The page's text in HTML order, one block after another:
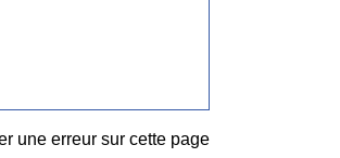
une erreur sur cette page